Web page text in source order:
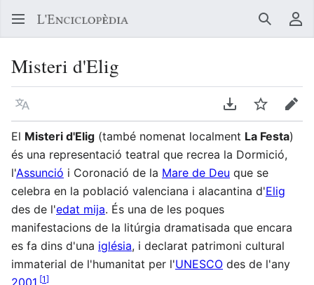
Buscar
Misteri d'Elig
Llegir en un atre idioma Descarregar en
Vigilar
El Misteri d'Elig (també nomenat localment La Festa)
és una representació teatral que recrea la Dormició,
l'Assunció i Coronació de la Mare de Deu que se
celebra en la població valenciana i alacantina d'Elig
des de l'edat mija. És una de les poques
manifestacions de la litúrgia dramatisada que encara
es fa dins d'una iglésia, i declarat patrimoni cultural
immaterial de l'humanitat per l'UNESCO des de l'any
2001.[1]